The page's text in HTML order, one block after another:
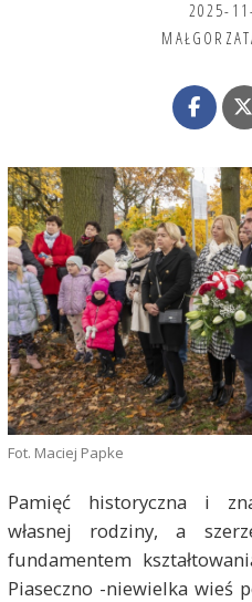
2025-
Fot. Maciej Papke
Pamięć historyczna i
własnej rodziny, a
fundamentem
Piaseczno -niewielka wieś